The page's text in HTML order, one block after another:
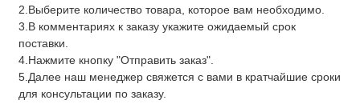
2.Выберите количество товара, которое вам необходимо.
3.В комментариях к заказу укажите ожидаемый срок
поставки.
4.Нажмите кнопку "Отправить заказ".
5.Далее наш менеджер свяжется с вами в кратчайшие сроки
для консультации по заказу.